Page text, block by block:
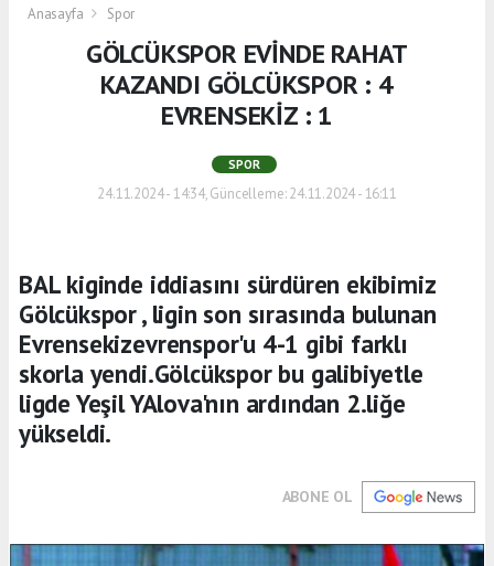
Anasayfa Spor
GÖLCÜKSPOR EVİNDE RAHAT
KAZANDI GÖLCÜKSPOR : 4
EVRENSEKİZ : 1
SPOR
24.11.2024 - 14:34, Güncelleme: 24.11.2024 - 16:11
BAL kiginde iddiasını sürdüren ekibimiz
Gölcükspor , ligin son sırasında bulunan
Evrensekizevrenspor'u 4-1 gibi farklı
skorla yendi.Gölcükspor bu galibiyetle
ligde Yeşil YAlova'nın ardından 2.liğe
yükseldi.
ABONE OL